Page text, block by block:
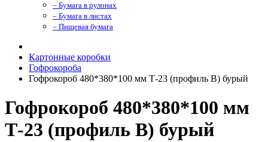
– Бумага в рулонах
– Бумага в листах
– Пищевая бумага
Картонные коробки
Гофрокороба
Гофрокороб 480*380*100 мм Т-23 (профиль B) бурый
Гофрокороб 480*380*100 мм
Т-23 (профиль B) бурый